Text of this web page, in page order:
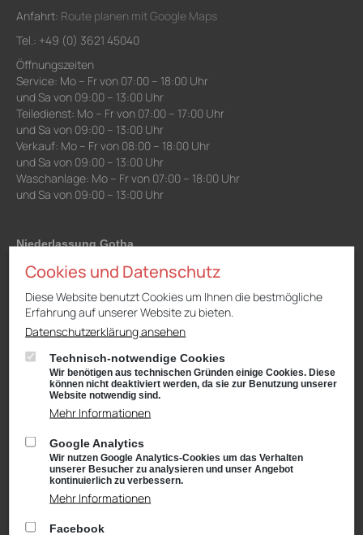
Anfahrt: Route planen mit Google Maps
Tel.: +49 (0) 3621 45040
Öffnungszeiten
Service: Mo – Fr von 07:00 – 18:00 Uhr
und Sa von 09:00 – 13:00 Uhr
Teiledienst: Mo – Fr von 07:00 – 17:00 Uhr
und Sa von 09:00 – 13:00 Uhr
Verkauf: Mo – Fr von 08:00 – 18:00 Uhr
und Sa von 09:00 – 13:00 Uhr
Waschanlage: Mo – Fr von 07:00 – 18:00 Uhr
und Sa von 09:00 – 13:00 Uhr
Niederlassung Gotha
Cyrusstraße 22
99867 Gotha
Anfahrt:Route planen mit Google Maps
Tel.: +49 (0) 3621 45040
Öffnungszeiten
Service: Mo – Fr von 08:00 – 18:00 Uhr
und Sa von 09:00 – 13:00 Uhr
Teiledienst: Mo – Fr von 08:00 – 17:00 Uhr
Verkauf: Mo – Fr von 08:00 – 18:00 Uhr
und Sa von 09:00 – 13:00 Uhr
Waschanlage: Mo – Fr von 07:00 – 18:00 Uhr
und Sa von 09:00 – 13:00 Uhr
Cookies und Datenschutz
Diese Website benutzt Cookies um Ihnen die bestmögliche
Erfahrung auf unserer Website zu bieten.
Datenschutzerklärung ansehen
Technisch-notwendige Cookies
Wir benötigen aus technischen Gründen einige Cookies. Diese
können nicht deaktiviert werden, da sie zur Benutzung unserer
Website notwendig sind.
Mehr Informationen
Google Analytics
Wir nutzen Google Analytics-Cookies um das Verhalten
unserer Besucher zu analysieren und unser Angebot
kontinuierlich zu verbessern.
Mehr Informationen
Facebook